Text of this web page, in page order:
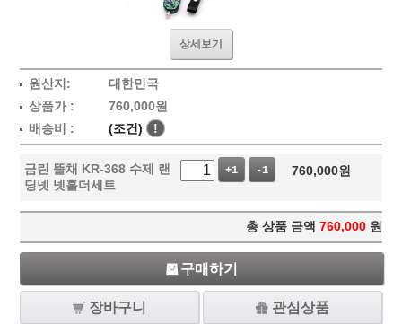
상세보기
원산지:
대한민국
상품가 :
760,000원
배송비 :
(조건) !
금린 뜰채 KR-368 수제 랜
딩넷 넷홀더세트
+1 -1 760,000원
총 상품 금액 760,000 원
구매하기
장바구니 관심상품